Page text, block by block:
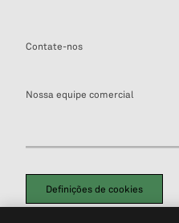
Contate-nos
Nossa equipe comercial
Definições de cookies